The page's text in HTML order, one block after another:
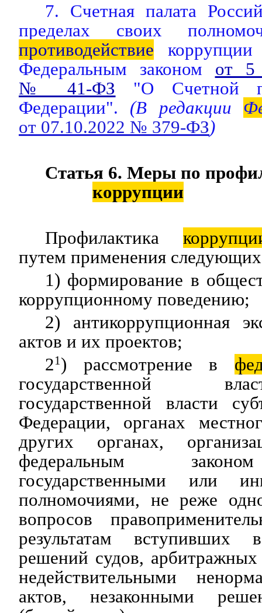
7. Счетная палата
пределах своих
противодействие
Федеральным законом от 5
№ 41-ФЗ "О Счетной
Федерации". (В редакции
от 07.10.2022 № 379-ФЗ)
Статья 6. Меры по
коррупции
Профилактика
путем применения
1) формирование в
коррупционному поведению;
2) антикоррупционная
актов и их проектов;
21 ) рассмотрение в
государственной
государственной власти
Федерации, органах
других органах,
федеральным
государственными или
полномочиями, не реже
вопросов
результатам
решений судов,
недействительными
актов, незаконными